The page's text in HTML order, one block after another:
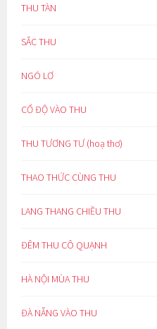
THU TÀN
SẮC THU
NGÓ LƠ
CỔ ĐỘ VÀO THU
THU TƯƠNG TƯ (hoạ thơ)
THAO THỨC CÙNG THU
LANG THANG CHIỀU THU
ĐÊM THU CÔ QUẠNH
HÀ NỘI MÙA THU
ĐÀ NẴNG VÀO THU